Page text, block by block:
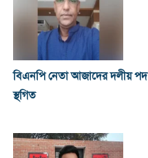
বিএনপি নেতা আজাদের দলীয় পদ
স্থগিত